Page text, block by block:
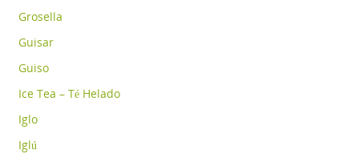
Grosella
Guisar
Guiso
Ice Tea – Té Helado
Iglo
Iglú